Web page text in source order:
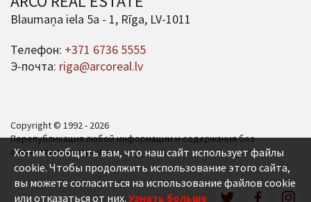
Blaumaņa iela 5a - 1, Rīga, LV-1011
Телефон: +371 6736 5555
Э-почта: riga@arcoreal.lv
Copyright © 1992 - 2026
Перепубликация любой информации и содержания без
согласования запрещена.
Хотим сообщить вам, что наш сайт использует файлы
cookie. Чтобы продолжить использование этого сайта,
вы можете согласиться на использование файлов cookie
или отказаться от них. Узнать больше